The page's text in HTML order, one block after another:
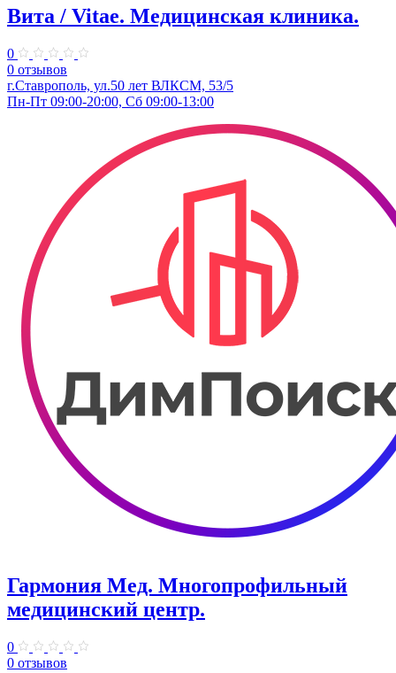
Вита / Vitae. Медицинская клиника.
0
0 отзывов
г.Ставрополь, ул.50 лет ВЛКСМ, 53/5
Пн-Пт 09:00-20:00, Сб 09:00-13:00
Гармония Мед. Многопрофильный
медицинский центр.
0
0 отзывов